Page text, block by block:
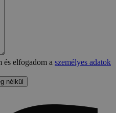
és elfogadom a személyes adatok
nélkül